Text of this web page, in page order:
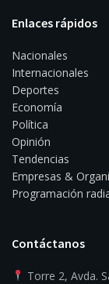
Enlaces rápidos
Nacionales
Internacionales
Deportes
Economía
Política
Opinión
Tendencias
Empresas &
Programación
Contáctanos
Torre 2, Avda.